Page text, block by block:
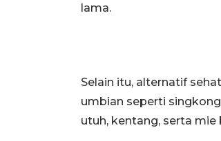
lama.
Selain itu, alternatif
umbian seperti
utuh, kentang, serta